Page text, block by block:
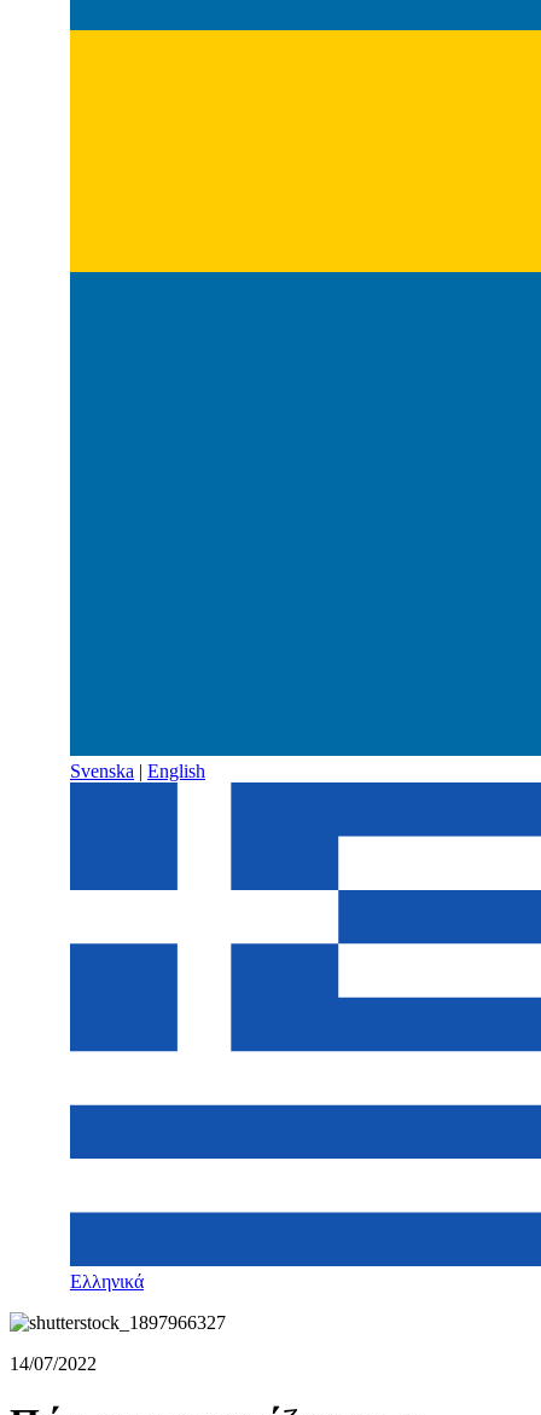
Svenska | English
Ελληνικά
14/07/2022